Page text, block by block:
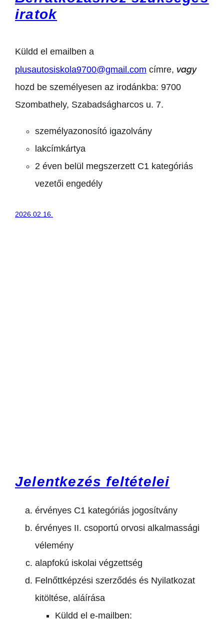
iratok
Küldd el emailben a
plusautosiskola9700@gmail.com címre, vagy
hozd be személyesen az irodánkba: 9700
Szombathely, Szabadságharcos u. 7.
személyazonosító igazolvány
lakcímkártya
2 éven belül megszerzett C1 kategóriás
vezetői engedély
2026.02.16.
Jelentkezés feltételei
érvényes C1 kategóriás jogosítvány
érvényes II. csoportú orvosi alkalmassági
vélemény
alapfokú iskolai végzettség
Felnőttképzési szerződés és Nyilatkozat
kitöltése, aláírása
Küldd el e-mailben: